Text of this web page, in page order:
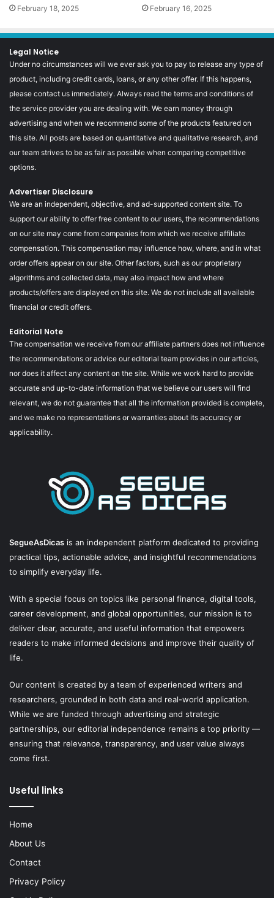
February 18, 2025 February 16, 2025
Legal Notice
Under no circumstances will we ever ask you to pay to release any type of
product, including credit cards, loans, or any other offer. If this happens,
please contact us immediately. Always read the terms and conditions of
the service provider you are dealing with. We earn money through
advertising and when we recommend some of the products featured on
this site. All posts are based on quantitative and qualitative research, and
our team strives to be as fair as possible when comparing competitive
options.
Advertiser Disclosure
We are an independent, objective, and ad-supported content site. To
support our ability to offer free content to our users, the recommendations
on our site may come from companies from which we receive affiliate
compensation. This compensation may influence how, where, and in what
order offers appear on our site. Other factors, such as our proprietary
algorithms and collected data, may also impact how and where
products/offers are displayed on this site. We do not include all available
financial or credit offers.
Editorial Note
The compensation we receive from our affiliate partners does not influence
the recommendations or advice our editorial team provides in our articles,
nor does it affect any content on the site. While we work hard to provide
accurate and up-to-date information that we believe our users will find
relevant, we do not guarantee that all the information provided is complete,
and we make no representations or warranties about its accuracy or
applicability.
SegueAsDicas is an independent platform dedicated to providing
practical tips, actionable advice, and insightful recommendations
to simplify everyday life.
With a special focus on topics like personal finance, digital tools,
career development, and global opportunities, our mission is to
deliver clear, accurate, and useful information that empowers
readers to make informed decisions and improve their quality of
life.
Our content is created by a team of experienced writers and
researchers, grounded in both data and real-world application.
While we are funded through advertising and strategic
partnerships, our editorial independence remains a top priority —
ensuring that relevance, transparency, and user value always
come first.
Useful links
Home
About Us
Contact
Privacy Policy